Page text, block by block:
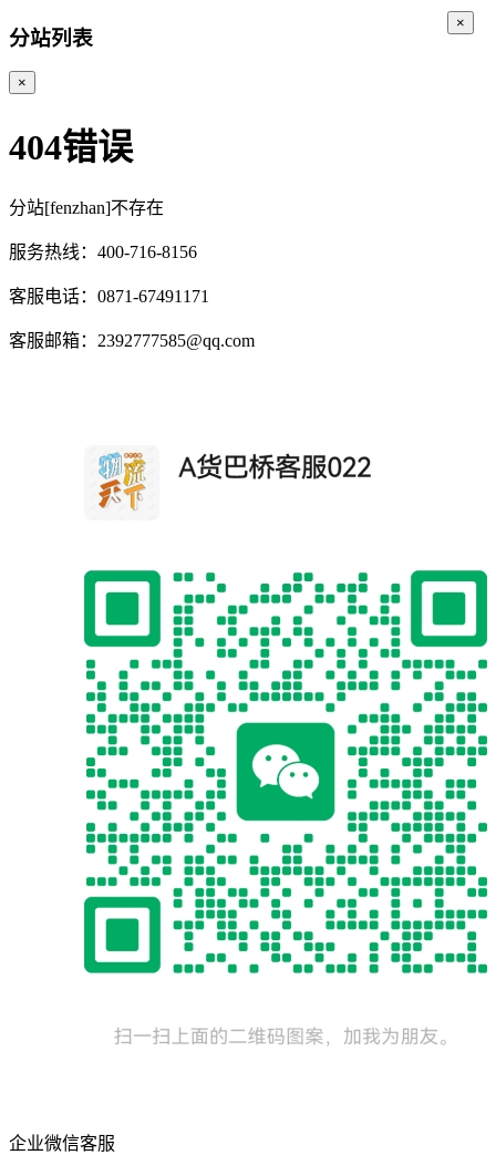
分站列表
×
404错误
分站[fenzhan]不存在
服务热线：400-716-8156
客服电话：0871-67491171
客服邮箱：2392777585@qq.com
企业微信客服
×